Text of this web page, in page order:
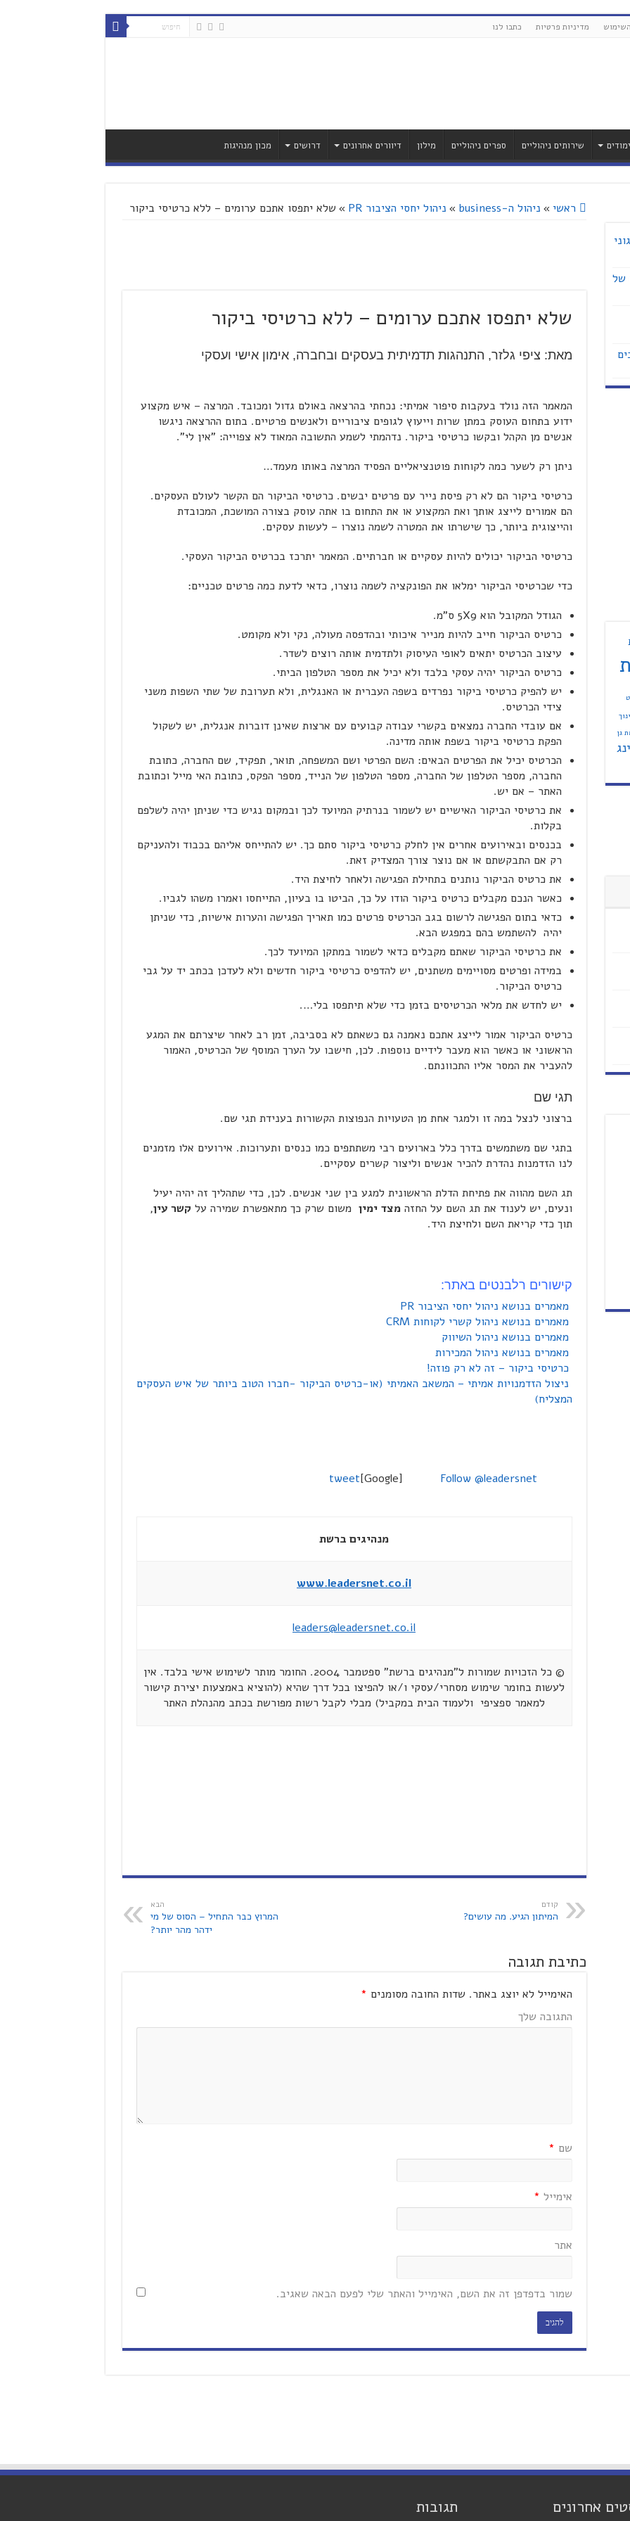
מדיניות פרטיות כתבו לנו
שירותים ניהוליים ספרים ניהוליים מילון דיוורים אחרונים דרושים מכון מנהיגות
ראשי » ניהול ה-business » ניהול יחסי הציבור PR » שלא יתפסו אתכם ערומים – ללא כרטיסי ביקור
שלא יתפסו אתכם ערומים – ללא כרטיסי ביקור
מאת: ציפי גלזר, התנהגות תדמיתית בעסקים ובחברה, אימון אישי ועסקי
המאמר הזה נולד בעקבות סיפור אמיתי: נכחתי בהרצאה באולם גדול ומכובד. המרצה – איש מקצוע
ידוע בתחום העוסק במתן שרות וייעוץ לגופים ציבוריים ולאנשים פרטיים. בתום ההרצאה ניגשו
אנשים מן הקהל ובקשו כרטיסי ביקור. נדהמתי לשמע התשובה המאוד לא צפוייה: "אין לי".
ניתן רק לשער כמה לקוחות פוטנציאליים הפסיד המרצה באותו מעמד…
כרטיסי ביקור הם לא רק פיסת נייר עם פרטים יבשים. כרטיסי הביקור הם הקשר לעולם העסקים.
הם אמורים לייצג אותך ואת המקצוע או את התחום בו אתה עוסק בצורה המושכת, המכובדת
והייצוגית ביותר, כך שישרתו את המטרה לשמה נוצרו – לעשות עסקים.
כרטיסי הביקור יכולים להיות עסקיים או חברתיים. המאמר יתרכז בכרטיס הביקור העסקי.
כדי שכרטיסי הביקור ימלאו את הפונקציה לשמה נוצרו, כדאי לדעת כמה פרטים טכניים:
הגודל המקובל הוא 5X9 ס"מ.
כרטיס הביקור חייב להיות מנייר איכותי ובהדפסה מעולה, נקי ולא מקומט.
עיצוב הכרטיס יתאים לאופי העיסוק ולתדמית אותה רוצים לשדר.
כרטיס הביקור יהיה עסקי בלבד ולא יכיל את מספר הטלפון הביתי.
יש להפיק כרטיסי ביקור נפרדים בשפה העברית או האנגלית, ולא תערובת של שתי השפות משני
צידי הכרטיס.
אם עובדי החברה נמצאים בקשרי עבודה קבועים עם ארצות שאינן דוברות אנגלית, יש לשקול
הפקת כרטיסי ביקור בשפת אותה מדינה.
הכרטיס יכיל את הפרטים הבאים: השם הפרטי ושם המשפחה, תואר, תפקיד, שם החברה, כתובת
החברה, מספר הטלפון של החברה, מספר הטלפון של הנייד, מספר הפקס, כתובת האי מייל וכתובת
האתר – אם יש.
את כרטיסי הביקור האישיים יש לשמור בנרתיק המיועד לכך ובמקום נגיש כדי שניתן יהיה לשלפם
בקלות.
בכנסים ובאירועים אחרים אין לחלק כרטיסי ביקור סתם כך. יש להתייחס אליהם בכבוד ולהעניקם
רק אם התבקשתם או אם נוצר צורך המצדיק זאת.
את כרטיס הביקור נותנים בתחילת הפגישה ולאחר לחיצת היד.
כאשר הנכם מקבלים כרטיס ביקור הודו על כך, הביטו בו בעיון, התייחסו ואמרו משהו לגביו.
כדאי בתום הפגישה לרשום בגב הכרטיס פרטים כמו תאריך הפגישה והערות אישיות, כדי שניתן
יהיה להשתמש בהם במפגש הבא.
את כרטיסי הביקור שאתם מקבלים כדאי לשמור במתקן המיועד לכך.
במידה ופרטים מסויימים משתנים, יש להדפיס כרטיסי ביקור חדשים ולא לעדכן בכתב יד על גבי
כרטיס הביקור.
יש לחדש את מלאי הכרטיסים בזמן כדי שלא תיתפסו בלי….
כרטיס הביקור אמור לייצג אתכם נאמנה גם כשאתם לא בסביבה, זמן רב לאחר שיצרתם את המגע
הראשוני או כאשר הוא מעבר לידיים נוספות. לכן, חישבו על הערך המוסף של הכרטיס, האמור
להעביר את המסר אליו התכוונתם.
תגי שם
ברצוני לנצל במה זו ולמגר אחת מן הטעויות הנפוצות הקשורות בענידת תגי שם.
בתגי שם משתמשים בדרך כלל בארועים רבי משתתפים כמו כנסים ותערוכות. אירועים אלו מזמנים
לנו הזדמנות נהדרת להכיר אנשים וליצור קשרים עסקיים.
תג השם מהווה את פתיחת הדלת הראשונית למגע בין שני אנשים. לכן, כדי שתהליך זה יהיה יעיל
ונעים, יש לענוד את תג השם על החזהמצד ימין משום שרק כך מתאפשרת שמירה על קשר עין,
תוך כדי קריאת השם ולחיצת היד.
קישורים רלבנטים באתר:
מאמרים בנושא ניהול יחסי הציבור PR
מאמרים בנושא ניהול קשרי לקוחות CRM
מאמרים בנושא ניהול השיווק
מאמרים בנושא ניהול המכירות
כרטיסי ביקור – זה לא רק פוזה!
ניצול הזדמנויות אמיתי – המשאב האמיתי (או-כרטיס הביקור -חברו הטוב ביותר של איש העסקים
המצליח)
tweet[Google] Follow @leadersnet
מנהיגים ברשת
www.leadersnet.co.il
leaders@leadersnet.co.il
© כל הזכויות שמורות ל"מנהיגים ברשת" ספטמבר 2004. החומר מותר לשימוש אישי בלבד. אין
לעשות בחומר שימוש מסחרי/עסקי ו/או להפיצו בכל דרך שהיא (להוציא באמצעות יצירת קישור
למאמר ספציפי ולעמוד הבית במקביל) מבלי לקבל רשות מפורשת בכתב מהנהלת האתר
קודם
המיתון הגיע. מה עושים?
הבא
המרוץ כבר התחיל – הסוס של מי
ידהר מהר יותר?
כתיבת תגובה
האימייל לא יוצג באתר. שדות החובה מסומנים *
התגובה שלך
שם *
אימייל *
אתר
שמור בדפדפן זה את השם, האימייל והאתר שלי לפעם הבאה שאגיב.
של
גן
אחרונים תגובות